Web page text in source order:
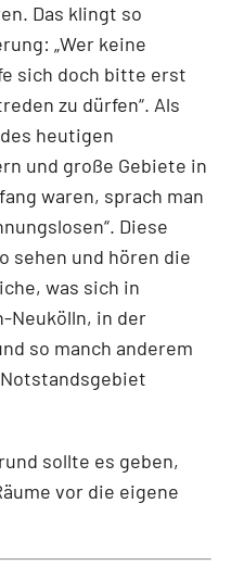
Das klingt so
„Wer keine
sich doch bitte erst
zu dürfen“. Als
heutigen
und große Gebiete in
waren, sprach man
Diese
sehen und hören die
was sich in
Neukölln, in der
so manch anderem
sollte es geben,
vor die eigene